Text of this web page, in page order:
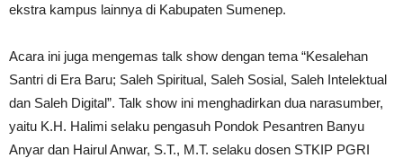
ekstra kampus lainnya di Kabupaten Sumenep.
Acara ini juga mengemas talk show dengan tema “Kesalehan
Santri di Era Baru; Saleh Spiritual, Saleh Sosial, Saleh Intelektual
dan Saleh Digital”. Talk show ini menghadirkan dua narasumber,
yaitu K.H. Halimi selaku pengasuh Pondok Pesantren Banyu
Anyar dan Hairul Anwar, S.T., M.T. selaku dosen STKIP PGRI